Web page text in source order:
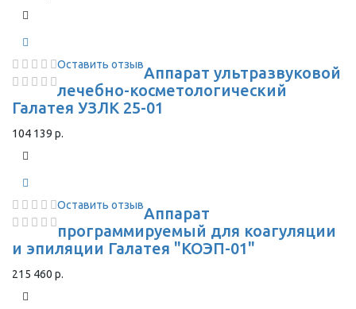
Оставить отзывАппарат ультразвуковой
лечебно-косметологический
Галатея УЗЛК 25-01
104 139 р.
Оставить отзывАппарат
программируемый для коагуляции
и эпиляции Галатея "КОЭП-01"
215 460 р.